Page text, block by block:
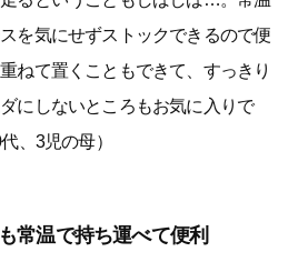
を気にせずストックできるので便
ねて置くこともできて、すっきり
にしないところもお気に入りで
、3児の母）
常温で持ち運べて便利